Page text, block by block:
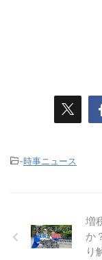
-時事ニュース
増
か
り